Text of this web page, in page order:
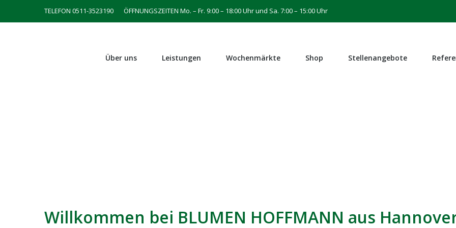
TELEFON 0511-3523190 ÖFFNUNGSZEITEN Mo. – Fr. 9:00 – 18:00 Uhr und Sa. 7:00 – 15:00 Uhr
Über uns Leistungen Wochenmärkte Shop Stellenangebote
Willkommen bei BLUMEN HOFFMANN aus